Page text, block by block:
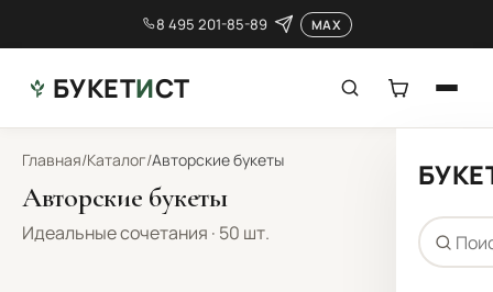
8 495 201-85-89 MAX
БУКЕТИСТ
Главная/Каталог/Авторские букеты
Авторские букеты
Идеальные сочетания · 50 шт.